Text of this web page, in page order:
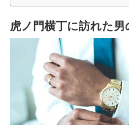
虎ノ門横丁に訪れた男